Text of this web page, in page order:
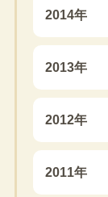
2014年
2013年
2012年
2011年